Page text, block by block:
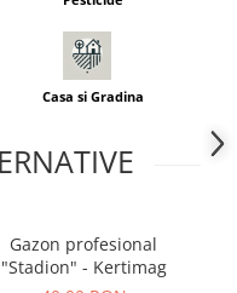
Casa si Gradina
Gazon profesional
"Stadion" - Kertimag